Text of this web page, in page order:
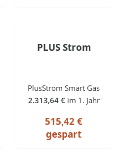
PLUS Strom
PlusStrom Smart Gas
2.313,64 € im 1. Jahr
515,42 €
gespart